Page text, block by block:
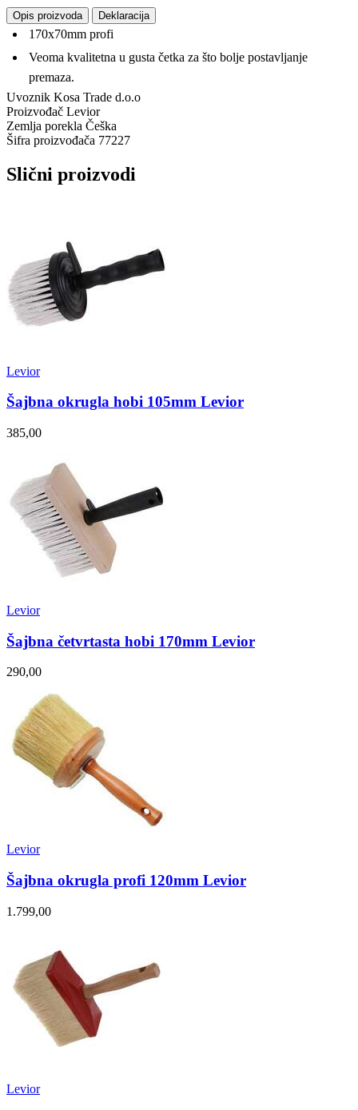
Opis proizvoda Deklaracija
170x70mm profi
Veoma kvalitetna u gusta četka za što bolje postavljanje
premaza.
Uvoznik Kosa Trade d.o.o
Proizvođač Levior
Zemlja porekla Češka
Šifra proizvođača 77227
Slični proizvodi
Levior
Šajbna okrugla hobi 105mm Levior
385,00
Levior
Šajbna četvrtasta hobi 170mm Levior
290,00
Levior
Šajbna okrugla profi 120mm Levior
1.799,00
Levior